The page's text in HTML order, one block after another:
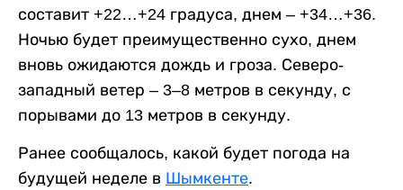
составит +22…+24 градуса, днем – +34…+36.
Ночью будет преимущественно сухо, днем
вновь ожидаются дождь и гроза. Северо-
западный ветер – 3–8 метров в секунду, с
порывами до 13 метров в секунду.
Ранее сообщалось, какой будет погода на
будущей неделе в Шымкенте.